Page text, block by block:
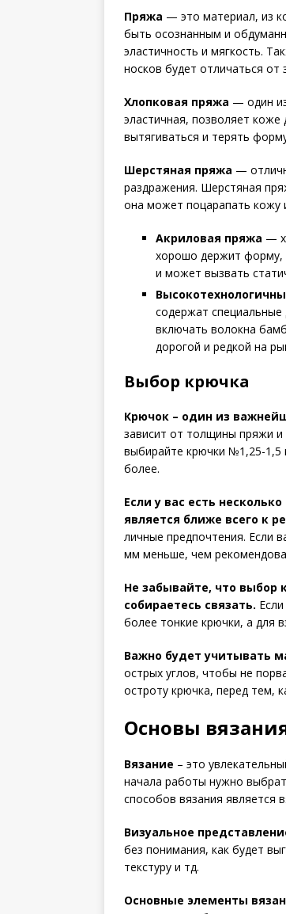
Пряжа — это материал, из
быть осознанным и
эластичность и мягкость.
носков будет отличаться от
Хлопковая пряжа — один
эластичная, позволяет
вытягиваться и терять
Шерстяная пряжа —
раздражения. Шерстяная
она может поцарапать кожу
Акриловая пряжа —
хорошо держит форму,
и может вызвать
содержат
включать волокна
дорогой и редкой на
Выбор крючка
Крючок – один из
зависит от толщины пряжи и
выбирайте крючки №1,25-
более.
Если у вас есть
является ближе всего к
личные предпочтения. Если
мм меньше, чем
Не забывайте, что выбор
собираетесь связать.
более тонкие крючки, а для
Важно будет учитывать
острых углов, чтобы не
остроту крючка, перед тем,
Основы
Вязание – это
начала работы нужно
способов вязания является
Визуальное
без понимания, как будет
текстуру и тд.
Основные элементы